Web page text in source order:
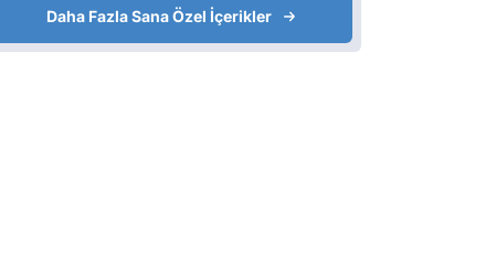
Daha Fazla Sana Özel İçerikler